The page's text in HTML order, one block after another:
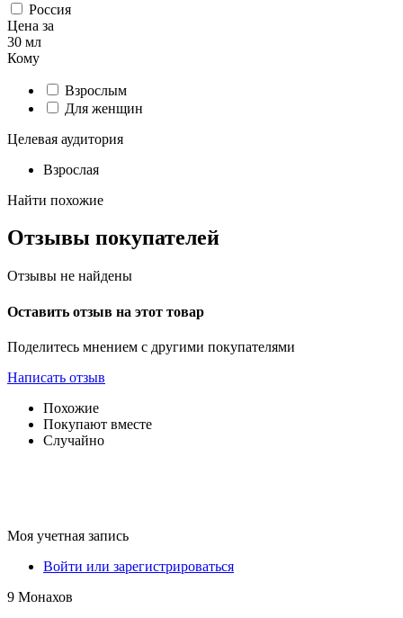
Россия
Цена за
30 мл
Кому
Взрослым
Для женщин
Целевая аудитория
Взрослая
Найти похожие
Отзывы покупателей
Отзывы не найдены
Оставить отзыв на этот товар
Поделитесь мнением с другими покупателями
Написать отзыв
Похожие
Покупают вместе
Случайно
Моя учетная запись
Войти или зарегистрироваться
9 Монахов